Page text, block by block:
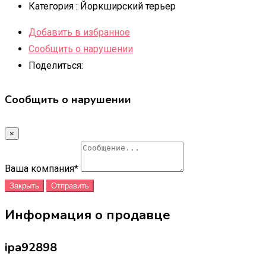
Категория : Йоркширский терьер
Добавить в избранное
Сообщить о нарушении
Поделиться:
Сообщить о нарушении
×
Ваша компания*
Закрыть Отправить
Информация о продавце
ipa92898